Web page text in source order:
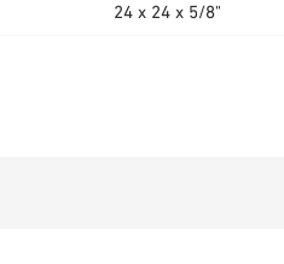
24 x 24 x 5/8"